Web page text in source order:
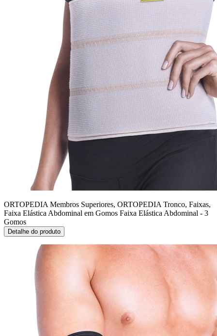
ORTOPEDIA Membros Superiores, ORTOPEDIA Tronco, Faixas,
Faixa Elástica Abdominal em Gomos Faixa Elástica Abdominal - 3
Gomos
Detalhe do produto